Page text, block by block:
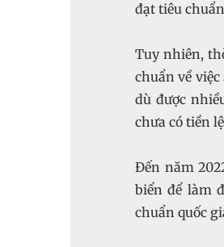
đạt tiêu
Tuy nhiên,
chuẩn về
dù được
chưa có tiền
Đến năm
biển để làm
chuẩn quốc